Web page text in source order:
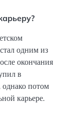
одним из
окончания
в
потом
карьере.